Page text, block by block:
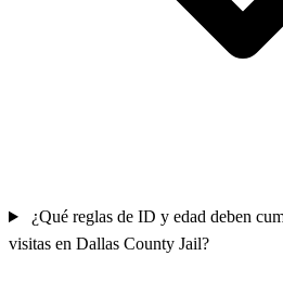
¿Qué reglas de ID y edad deben
visitas en Dallas County Jail?